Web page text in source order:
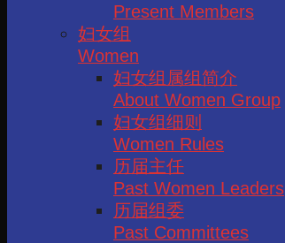
Present Members
妇女组
Women
妇女组属组简介
About Women Group
妇女组细则
Women Rules
历届主任
Past Women Leaders
历届组委
Past Committees